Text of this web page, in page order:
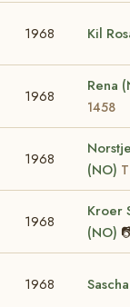
1968 Kil
1968
Rena
1458
1968
(NO)
1968
Kroer
(NO)
1968